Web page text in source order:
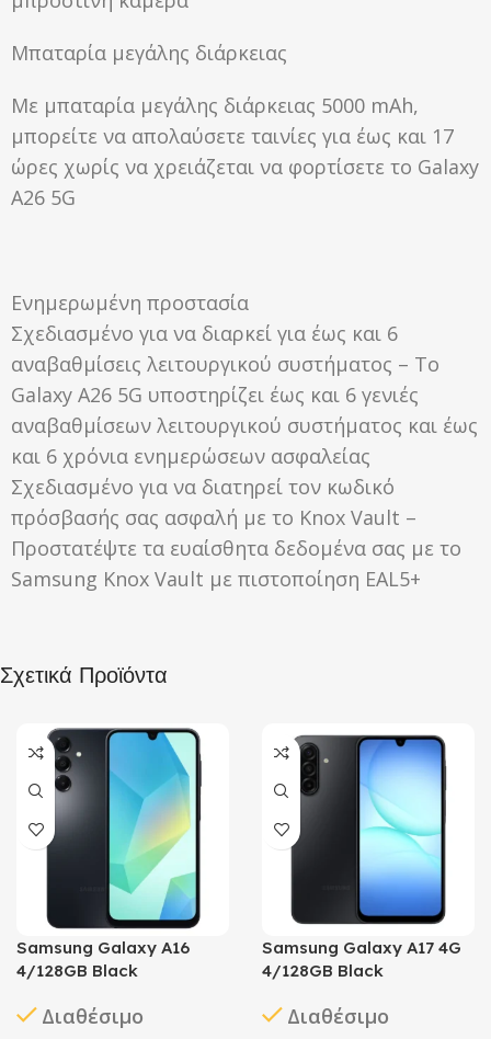
Μπαταρία μεγάλης διάρκειας
Με μπαταρία μεγάλης διάρκειας 5000 mAh,
μπορείτε να απολαύσετε ταινίες για έως και 17
ώρες χωρίς να χρειάζεται να φορτίσετε το Galaxy
A26 5G
Ενημερωμένη προστασία
Σχεδιασμένο για να διαρκεί για έως και 6
αναβαθμίσεις λειτουργικού συστήματος – Το
Galaxy A26 5G υποστηρίζει έως και 6 γενιές
αναβαθμίσεων λειτουργικού συστήματος και έως
και 6 χρόνια ενημερώσεων ασφαλείας
Σχεδιασμένο για να διατηρεί τον κωδικό
πρόσβασής σας ασφαλή με το Knox Vault –
Προστατέψτε τα ευαίσθητα δεδομένα σας με το
Samsung Knox Vault με πιστοποίηση EAL5+
Σχετικά Προϊόντα
Samsung Galaxy A16
4/128GB Black
Διαθέσιμο
Samsung Galaxy A17 4G
4/128GB Black
Διαθέσιμο